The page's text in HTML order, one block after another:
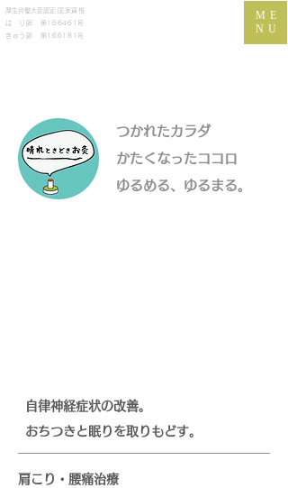
​厚生労働大臣認定 国家資格
は り師 第166461号
きゅう師 第166181号
ME
NU
つかれたカラダ
かたくなったココロ
​ゆるめる、ゆるまる。
自律神経症状の改善。
​おちつきと眠りを取りもどす。
肩こり・腰痛治療